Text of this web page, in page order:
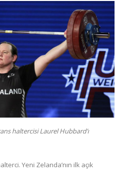
haltercisi Laurel Hubbard’ı
Yeni Zelanda’nın ilk açık